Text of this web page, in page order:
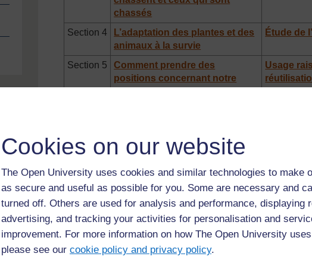
Cookies on our website
The Open University uses cookies and similar technologies to make
as secure and useful as possible for you. Some are necessary and
turned off. Others are used for analysis and performance, displaying
advertising, and tracking your activities for personalisation and
improvement. For more information on how The Open University
please see our cookie policy and privacy policy.
chassés
Section 4
L’adaptation des plantes et des
animaux à la survie
Étude de
Section 5
Comment prendre des
positions concernant notre
Usage
Comprendre les lieux
Section 1
Représentation de
l’environnement local
Section 2
Notions de géographie
humaine et de distributions
des ressources
Analyser
passé
Section 3
Étude du temps qu’il fait
Utilisation
de